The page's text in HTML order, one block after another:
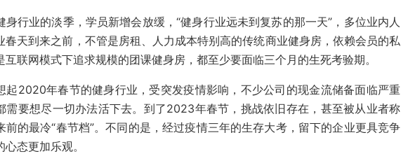
身行业的淡季，学员新增会放缓，“健身行业远未到复苏的那一天”，多位业内人
春天到来之前，不管是房租、人力成本特别高的传统商业健身房，依赖会员的私
互联网模式下追求规模的团课健身房，都至少要面临三个月的生死考验期。
起2020年春节的健身行业，受突发疫情影响，不少公司的现金流储备面临严重
需要想尽一切办法活下去。到了2023年春节，挑战依旧存在，甚至被从业者称
前的最冷“春节档”。不同的是，经过疫情三年的生存大考，留下的企业更具竞争
态更加乐观。